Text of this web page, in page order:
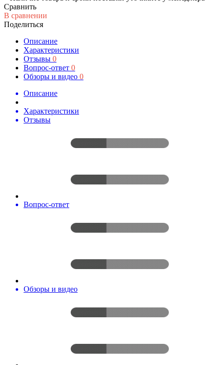
Сравнить
В сравнении
Поделиться
Описание
Характеристики
Отзывы 0
Вопрос-ответ 0
Обзоры и видео 0
Описание
Характеристики
Отзывы
Вопрос-ответ
Обзоры и видео